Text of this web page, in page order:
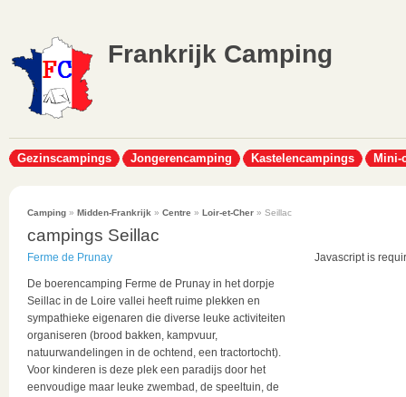
Frankrijk Camping
Gezinscampings Jongerencamping Kastelencampings Mini-
Camping » Midden-Frankrijk » Centre » Loir-et-Cher » Seillac
campings Seillac
Ferme de Prunay
De boerencamping Ferme de Prunay in het dorpje
Seillac in de Loire vallei heeft ruime plekken en
sympathieke eigenaren die diverse leuke activiteiten
organiseren (brood bakken, kampvuur,
natuurwandelingen in de ochtend, een tractortocht).
Voor kinderen is deze plek een paradijs door het
eenvoudige maar leuke zwembad, de speeltuin, de
Javascript is